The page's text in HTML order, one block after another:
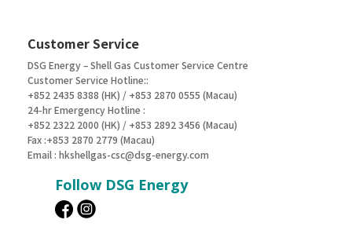
Customer Service
DSG Energy – Shell Gas Customer Service Centre
Customer Service Hotline::
+852 2435 8388 (HK) / +853 2870 0555 (Macau)
24-hr Emergency Hotline :
+852 2322 2000 (HK) / +853 2892 3456 (Macau)
Fax :+853 2870 2779 (Macau)
Email : hkshellgas-csc@dsg-energy.com
Follow DSG Energy